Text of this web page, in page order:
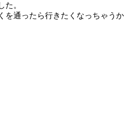
た。
通ったら行きたくなっちゃうか